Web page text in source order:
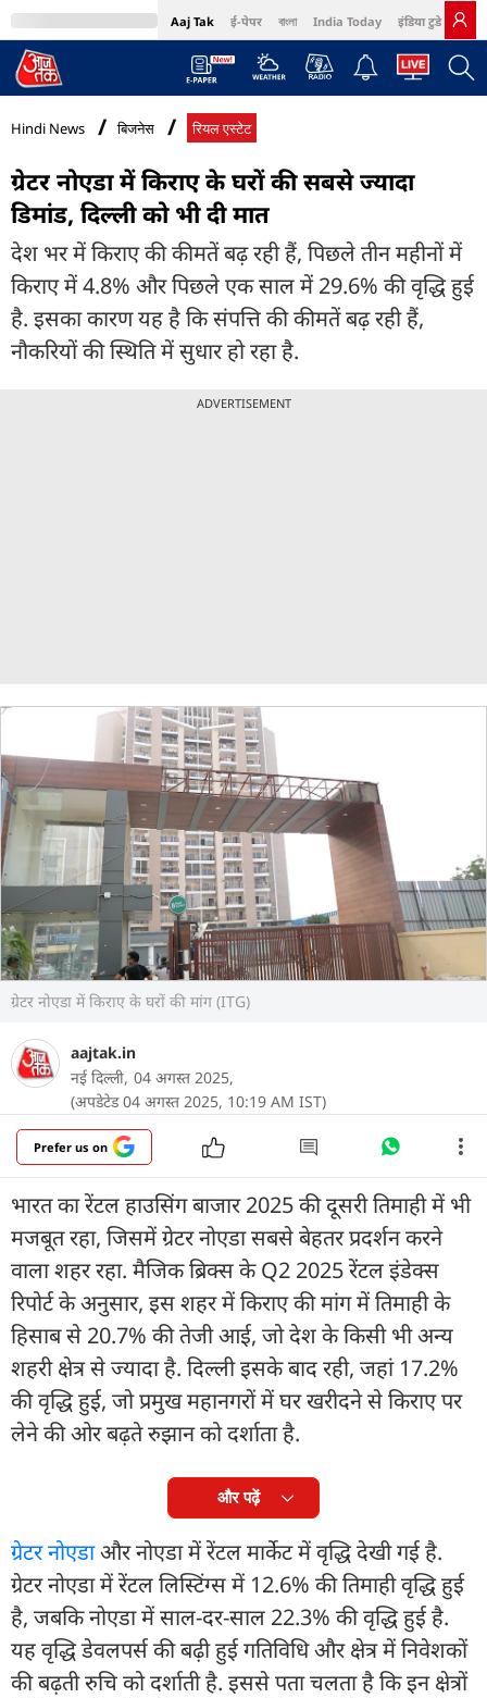
Aaj Tak ई-पेपर বাংলা India Today इंडिया टुडे हिंदी
MumbaiTak Cosmopolitan Harper's Bazaar Northeast
Hindi News बिजनेस रियल एस्टेट
ग्रेटर नोएडा में किराए के घरों की सबसे ज्यादा
डिमांड, दिल्ली को भी दी मात
देश भर में किराए की कीमतें बढ़ रही हैं, पिछले तीन महीनों में
किराए में 4.8% और पिछले एक साल में 29.6% की वृद्धि हुई
है. इसका कारण यह है कि संपत्ति की कीमतें बढ़ रही हैं,
नौकरियों की स्थिति में सुधार हो रहा है.
ADVERTISEMENT
ग्रेटर नोएडा में किराए के घरों की मांग (ITG)
aajtak.in
नई दिल्ली, 04 अगस्त 2025,
(अपडेटेड 04 अगस्त 2025, 10:19 AM IST)
Prefer us on
भारत का रेंटल हाउसिंग बाजार 2025 की दूसरी तिमाही में भी
मजबूत रहा, जिसमें ग्रेटर नोएडा सबसे बेहतर प्रदर्शन करने
वाला शहर रहा. मैजिक ब्रिक्स के Q2 2025 रेंटल इंडेक्स
रिपोर्ट के अनुसार, इस शहर में किराए की मांग में तिमाही के
हिसाब से 20.7% की तेजी आई, जो देश के किसी भी अन्य
शहरी क्षेत्र से ज्यादा है. दिल्ली इसके बाद रही, जहां 17.2%
की वृद्धि हुई, जो प्रमुख महानगरों में घर खरीदने से किराए पर
लेने की ओर बढ़ते रुझान को दर्शाता है.
और पढ़ें
ग्रेटर नोएडाऔर नोएडा में रेंटल मार्केट में वृद्धि देखी गई है.
ग्रेटर नोएडा में रेंटल लिस्टिंग्स में 12.6% की तिमाही वृद्धि हुई
है, जबकि नोएडा में साल-दर-साल 22.3% की वृद्धि हुई है.
यह वृद्धि डेवलपर्स की बढ़ी हुई गतिविधि और क्षेत्र में निवेशकों
की बढ़ती रुचि को दर्शाती है. इससे पता चलता है कि इन क्षेत्रों